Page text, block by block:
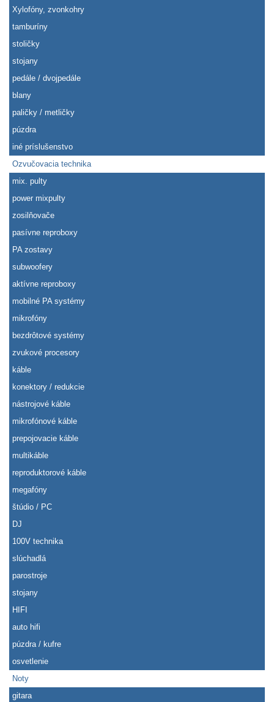
Xylofóny, zvonkohry
tamburíny
stoličky
stojany
pedále / dvojpedále
blany
paličky / metličky
púzdra
iné príslušenstvo
Ozvučovacia technika
mix. pulty
power mixpulty
zosilňovače
pasívne reproboxy
PA zostavy
subwoofery
aktívne reproboxy
mobilné PA systémy
mikrofóny
bezdrôtové systémy
zvukové procesory
káble
konektory / redukcie
nástrojové káble
mikrofónové káble
prepojovacie káble
multikáble
reproduktorové káble
megafóny
štúdio / PC
DJ
100V technika
slúchadlá
parostroje
stojany
HIFI
auto hifi
púzdra / kufre
osvetlenie
Noty
gitara